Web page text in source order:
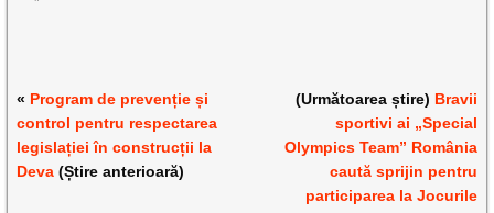
« Program de prevenție și
control pentru respectarea
legislației în construcții la
Deva (Știre anterioară)
(Următoarea știre) Bravii
sportivi ai „Special
Olympics Team” România
caută sprijin pentru
participarea la Jocurile